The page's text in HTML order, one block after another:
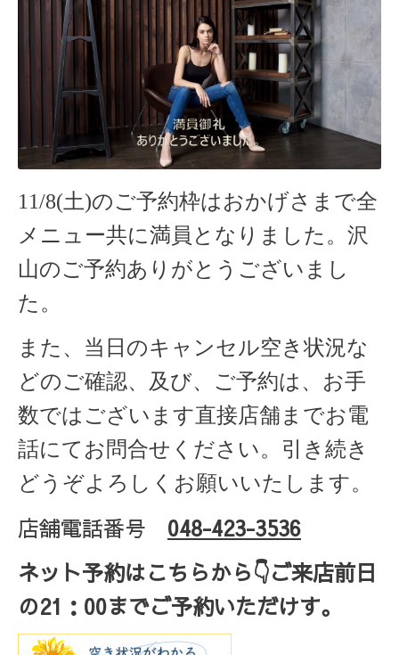
11/8(土)のご予約枠はおかげさまで全
メニュー共に満員となりました。沢
山のご予約ありがとうございまし
た。
また、当日のキャンセル空き状況な
どのご確認、及び、ご予約は、お手
数ではございます直接店舗までお電
話にてお問合せください。引き続き
どうぞよろしくお願いいたします。
店舗電話番号 048-423-3536
ネット予約はこちらから👇ご来店前日
の21 ： 00までご予約いただけす。